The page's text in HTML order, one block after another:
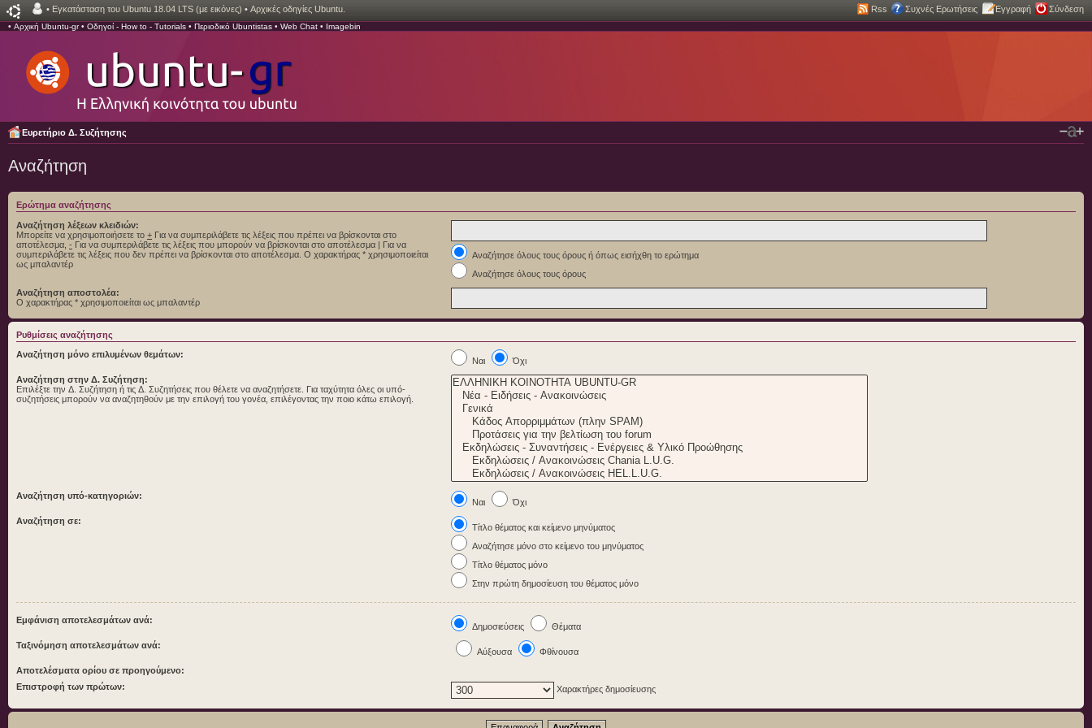
• Εγκατάσταση του Ubuntu 18.04 LTS (με εικόνες) • Αρχικές οδηγίες Ubuntu. Rss Συχνές Ερωτήσεις Εγγραφή Σύνδεση
• Αρχική Ubuntu-gr• Οδηγοί - How to - Tutorials • Περιοδικό Ubuntistas • Web Chat • Imagebin
Ευρετήριο Δ. Συζήτησης
Αναζήτηση
Ερώτημα αναζήτησης
Αναζήτηση λέξεων κλειδιών:
Μπορείτε να χρησιμοποιήσετε το + Για να συμπεριλάβετε τις λέξεις που πρέπει να βρίσκονται στο
αποτέλεσμα, - Για να συμπεριλάβετε τις λέξεις που μπορούν να βρίσκονται στο αποτέλεσμα | Για να
συμπεριλάβετε τις λέξεις που δεν πρέπει να βρίσκονται στο αποτέλεσμα. Ο χαρακτήρας * χρησιμοποιείται
ως μπαλαντέρ
Αναζήτησε όλους τους όρους ή όπως εισήχθη το ερώτημα
Αναζήτησε όλους τους όρους
Αναζήτηση αποστολέα:
Ο χαρακτήρας * χρησιμοποιείται ως μπαλαντέρ
Ρυθμίσεις αναζήτησης
Αναζήτηση μόνο επιλυμένων θεμάτων:
Ναι
Όχι
Αναζήτηση στην Δ. Συζήτηση:
Επιλέξτε την Δ. Συζήτηση ή τις Δ. Συζητήσεις που θέλετε να αναζητήσετε. Για ταχύτητα όλες οι υπό-
συζητήσεις μπορούν να αναζητηθούν με την επιλογή του γονέα, επιλέγοντας την ποιο κάτω επιλογή.
Αναζήτηση υπό-κατηγοριών:
Ναι
Όχι
Αναζήτηση σε:
Τίτλο θέματος και κείμενο μηνύματος
Αναζήτησε μόνο στο κείμενο του μηνύματος
Τίτλο θέματος μόνο
Στην πρώτη δημοσίευση του θέματος μόνο
Εμφάνιση αποτελεσμάτων ανά:
Δημοσιεύσεις
Θέματα
Ταξινόμηση αποτελεσμάτων ανά:
Αύξουσα
Φθίνουσα
Αποτελέσματα ορίου σε προηγούμενο:
Επιστροφή των πρώτων:
Χαρακτήρες δημοσίευσης